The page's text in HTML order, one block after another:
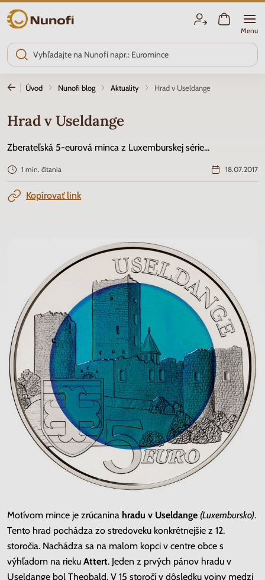
Nunofi.sk
Menu
Úvod Nunofi blog Aktuality Hrad v Useldange
Hrad v Useldange
Zberateľská 5-eurová minca z Luxemburskej série...
1 min. čítania 18.07.2017
Kopírovať link
Motívom mince je zrúcanina hradu v Useldange (Luxembursko).
Tento hrad pochádza zo stredoveku konkrétnejšie z 12.
storočia. Nachádza sa na malom kopci v centre obce s
výhľadom na rieku Attert. Jeden z prvých pánov hradu v
Useldange bol Theobald. V 15 storočí v dôsledku vojny medzi